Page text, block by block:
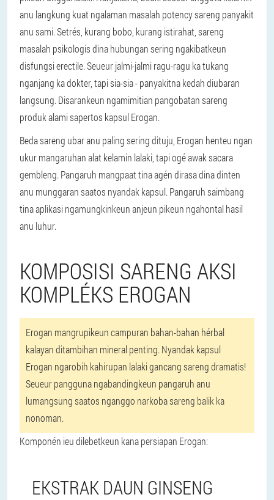
anu langkung kuat ngalaman masalah potency sareng panyakit
anu sami. Setrés, kurang bobo, kurang istirahat, sareng
masalah psikologis dina hubungan sering ngakibatkeun
disfungsi erectile. Seueur jalmi-jalmi ragu-ragu ka tukang
nganjang ka dokter, tapi sia-sia - panyakitna kedah diubaran
langsung. Disarankeun ngamimitian pangobatan sareng
produk alami sapertos kapsul Erogan.
Beda sareng ubar anu paling sering dituju, Erogan henteu ngan
ukur mangaruhan alat kelamin lalaki, tapi ogé awak sacara
gembleng. Pangaruh mangpaat tina agén dirasa dina dinten
anu munggaran saatos nyandak kapsul. Pangaruh saimbang
tina aplikasi ngamungkinkeun anjeun pikeun ngahontal hasil
anu luhur.
KOMPOSISI SARENG AKSI
KOMPLÉKS EROGAN
Erogan mangrupikeun campuran bahan-bahan hérbal
kalayan ditambihan mineral penting. Nyandak kapsul
Erogan ngarobih kahirupan lalaki gancang sareng dramatis!
Seueur pangguna ngabandingkeun pangaruh anu
lumangsung saatos nganggo narkoba sareng balik ka
nonoman.
Komponén ieu dilebetkeun kana persiapan Erogan:
EKSTRAK DAUN GINSENG